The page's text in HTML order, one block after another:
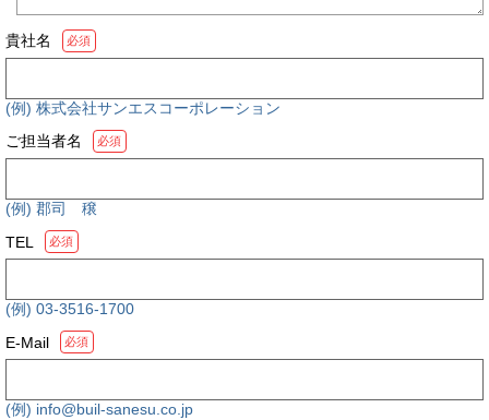
貴社名 必須
(例) 株式会社サンエスコーポレーション
ご担当者名
必須
(例) 郡司 穣
TEL
必須
(例) 03-3516-1700
E-Mail
必須
(例) info@buil-sanesu.co.jp